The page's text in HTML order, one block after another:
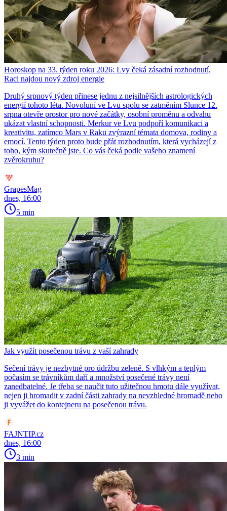
Horoskop na 33. týden roku 2026: Lvy čeká zásadní rozhodnutí,
Raci najdou nový zdroj energie
Druhý srpnový týden přinese jednu z nejsilnějších astrologických
energií tohoto léta. Novoluní ve Lvu spolu se zatměním Slunce 12.
srpna otevře prostor pro nové začátky, osobní proměnu a odvahu
ukázat vlastní schopnosti. Merkur ve Lvu podpoří komunikaci a
kreativitu, zatímco Mars v Raku zvýrazní témata domova, rodiny a
emocí. Tento týden proto bude přát rozhodnutím, která vycházejí z
toho, kým skutečně jste. Co vás čeká podle vašeho znamení
zvěrokruhu?
GrapesMag
dnes, 16:00
5 min
Jak využít posečenou trávu z vaší zahrady
Sečení trávy je nezbytné pro údržbu zeleně. S vlhkým a teplým
počasím se trávníkům daří a množství posečené trávy není
zanedbatelné. Je třeba se naučit tuto užitečnou hmotu dále využívat,
nejen ji hromadit v zadní části zahrady na nevzhledné hromadě nebo
ji vyvážet do kontejneru na posečenou trávu.
FAJNTIP.cz
dnes, 16:00
3 min